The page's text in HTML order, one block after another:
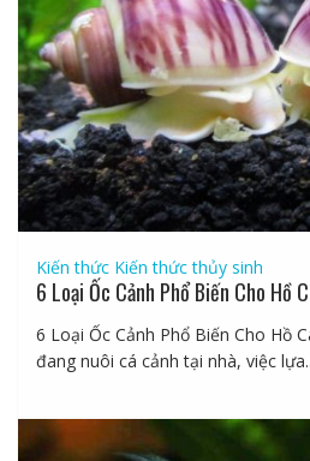
Kiến thức Kiến thức thủy sinh
6 Loại Ốc Cảnh Phổ Biến Cho Hồ
6 Loại Ốc Cảnh Phổ Biến Cho Hồ
đang nuôi cá cảnh tại nhà, việc